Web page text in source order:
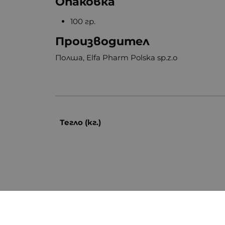
100 гр.
Производител
Полша, Elfa Pharm Polska sp.z.o
Тегло (кг.)